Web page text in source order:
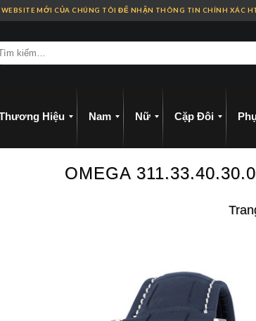
WEBSITE MỚI CỦA CHÚNG TÔI ĐỂ NHẬN THÔNG TIN CHÍNH XÁC
Hiệu Nam Nữ Cặp Đôi
OMEGA